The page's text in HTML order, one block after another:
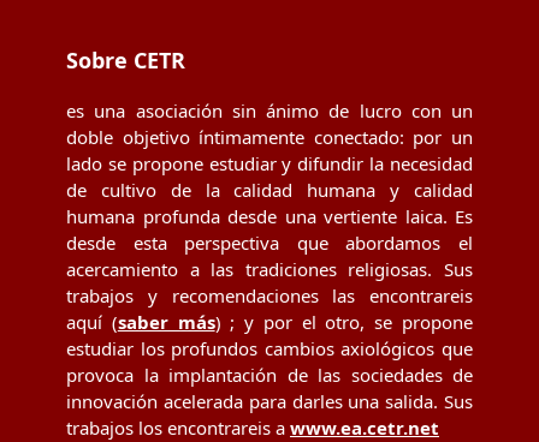
Sobre CETR
es una asociación sin ánimo de lucro con un
doble objetivo íntimamente conectado: por un
lado se propone estudiar y difundir la necesidad
de cultivo de la calidad humana y calidad
humana profunda desde una vertiente laica. Es
desde esta perspectiva que abordamos el
acercamiento a las tradiciones religiosas. Sus
trabajos y recomendaciones las encontrareis
aquí (saber más) ; y por el otro, se propone
estudiar los profundos cambios axiológicos que
provoca la implantación de las sociedades de
innovación acelerada para darles una salida. Sus
trabajos los encontrareis a www.ea.cetr.net